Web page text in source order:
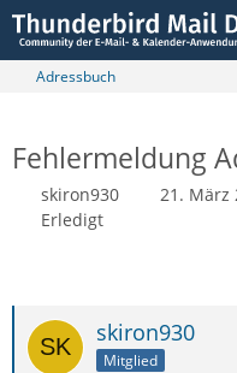
Adressbuch
Fehlermeldung
skiron930 21. März
Erledigt
skiron930
Mitglied